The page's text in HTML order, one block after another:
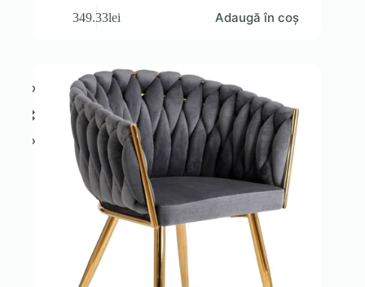
349.33lei Adaugă în coș